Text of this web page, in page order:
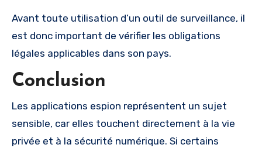
Avant toute utilisation d’un outil de surveillance, il
est donc important de vérifier les obligations
légales applicables dans son pays.
Conclusion
Les applications espion représentent un sujet
sensible, car elles touchent directement à la vie
privée et à la sécurité numérique. Si certains